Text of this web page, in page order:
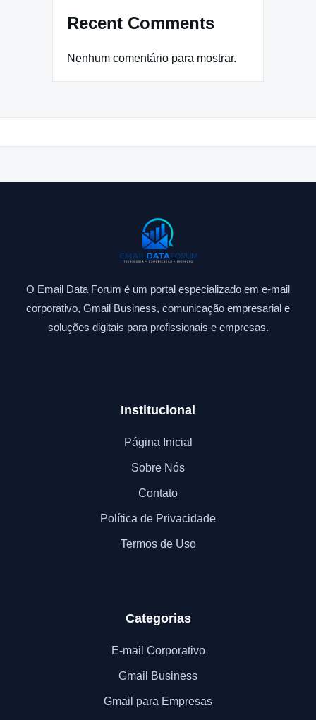
Recent Comments
Nenhum comentário para mostrar.
O Email Data Forum é um portal especializado em e-mail
corporativo, Gmail Business, comunicação empresarial e
soluções digitais para profissionais e empresas.
Institucional
Página Inicial
Sobre Nós
Contato
Política de Privacidade
Termos de Uso
Categorias
E-mail Corporativo
Gmail Business
Gmail para Empresas